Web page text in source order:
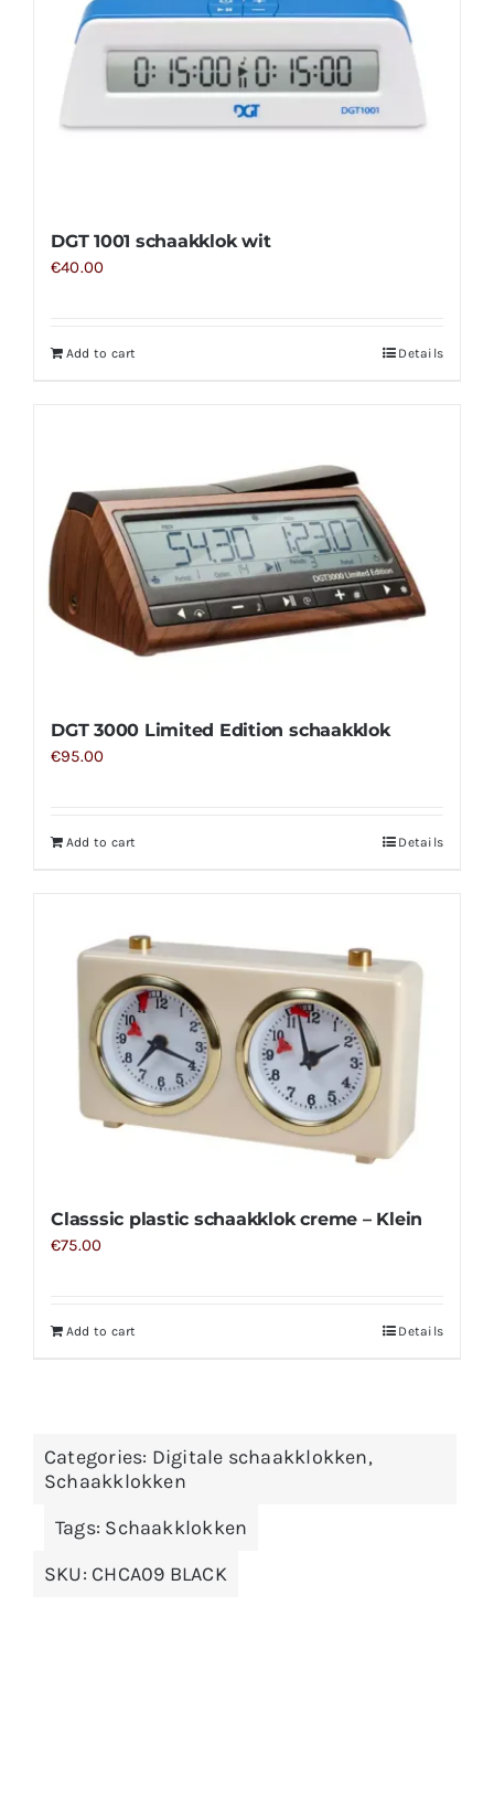
DGT 1001 schaakklok wit
€40.00
Add to cart Details
DGT 3000 Limited Edition schaakklok
€95.00
Add to cart Details
Classsic plastic schaakklok creme – Klein
€75.00
Add to cart Details
Categories: Digitale schaakklokken,
Schaakklokken
Tags: Schaakklokken
SKU: CHCA09 BLACK